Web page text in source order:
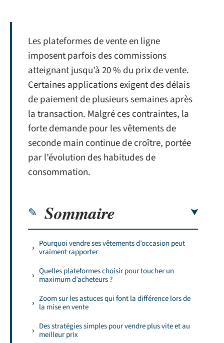
Les plateformes de vente en ligne
imposent parfois des commissions
atteignant jusqu’à 20 % du prix de vente.
Certaines applications exigent des délais
de paiement de plusieurs semaines après
la transaction. Malgré ces contraintes, la
forte demande pour les vêtements de
seconde main continue de croître, portée
par l’évolution des habitudes de
consommation.
Sommaire
Pourquoi vendre ses vêtements d’occasion peut
vraiment rapporter
Quelles plateformes choisir pour toucher un
maximum d’acheteurs ?
Zoom sur les astuces qui font la différence lors de
la mise en vente
Des stratégies simples pour vendre plus vite et au
meilleur prix